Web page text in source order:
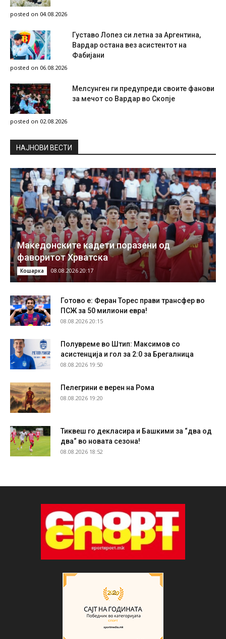
posted on 04.08.2026
Густаво Лопез си летна за Аргентина,
Вардар остана вез асистентот на
Фабијани
posted on 06.08.2026
Мелсунген ги предупреди своите фанови
за мечот со Вардар во Скопје
posted on 02.08.2026
НAЈНОВИ ВЕСТИ
Македонските кадети поразени од
фаворитот Хрватска
Кошарка 08.08.2026 20:17
Готово е: Феран Торес прави трансфер во
ПСЖ за 50 милиони евра!
08.08.2026 20:15
Полувреме во Штип: Максимов со
асистенција и гол за 2:0 за Брегалница
08.08.2026 19:50
Пелегрини е верен на Рома
08.08.2026 19:20
Тиквеш го декласира и Башкими за “два од
два“ во новата сезона!
08.08.2026 18:52